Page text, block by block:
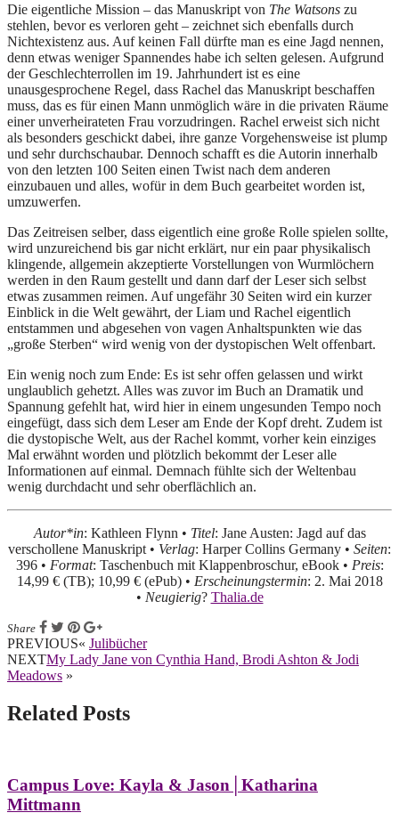
Die eigentliche Mission – das Manuskript von The Watsons zu
stehlen, bevor es verloren geht – zeichnet sich ebenfalls durch
Nichtexistenz aus. Auf keinen Fall dürfte man es eine Jagd nennen,
denn etwas weniger Spannendes habe ich selten gelesen. Aufgrund
der Geschlechterrollen im 19. Jahrhundert ist es eine
unausgesprochene Regel, dass Rachel das Manuskript beschaffen
muss, das es für einen Mann unmöglich wäre in die privaten Räume
einer unverheirateten Frau vorzudringen. Rachel erweist sich nicht
als besonders geschickt dabei, ihre ganze Vorgehensweise ist plump
und sehr durchschaubar. Dennoch schafft es die Autorin innerhalb
von den letzten 100 Seiten einen Twist nach dem anderen
einzubauen und alles, wofür in dem Buch gearbeitet worden ist,
umzuwerfen.
Das Zeitreisen selber, dass eigentlich eine große Rolle spielen sollte,
wird unzureichend bis gar nicht erklärt, nur ein paar physikalisch
klingende, allgemein akzeptierte Vorstellungen von Wurmlöchern
werden in den Raum gestellt und dann darf der Leser sich selbst
etwas zusammen reimen. Auf ungefähr 30 Seiten wird ein kurzer
Einblick in die Welt gewährt, der Liam und Rachel eigentlich
entstammen und abgesehen von vagen Anhaltspunkten wie das
„große Sterben“ wird wenig von der dystopischen Welt offenbart.
Ein wenig noch zum Ende: Es ist sehr offen gelassen und wirkt
unglaublich gehetzt. Alles was zuvor im Buch an Dramatik und
Spannung gefehlt hat, wird hier in einem ungesunden Tempo noch
eingefügt, dass sich dem Leser am Ende der Kopf dreht. Zudem ist
die dystopische Welt, aus der Rachel kommt, vorher kein einziges
Mal erwähnt worden und plötzlich bekommt der Leser alle
Informationen auf einmal. Demnach fühlte sich der Weltenbau
wenig durchdacht und sehr oberflächlich an.
Autor*in: Kathleen Flynn • Titel: Jane Austen: Jagd auf das
verschollene Manuskript • Verlag: Harper Collins Germany • Seiten:
396 • Format: Taschenbuch mit Klappenbroschur, eBook • Preis:
14,99 € (TB); 10,99 € (ePub) • Erscheinungstermin: 2. Mai 2018
• Neugierig? Thalia.de
Share
PREVIOUS« Julibücher
NEXTMy Lady Jane von Cynthia Hand, Brodi Ashton & Jodi
Meadows »
Interaktionen
Related Posts
Campus Love: Kayla & Jason│Katharina
Mittmann